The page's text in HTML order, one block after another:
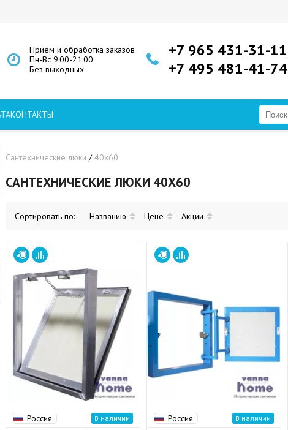
Приём и обработка заказов
Пн-Вс 9:00-21:00
Без выходных
+7 965 431-31-11
+7 495 481-41-74
КОНТАКТЫ
Сантехнические люки /40x60
САНТЕХНИЧЕСКИЕ ЛЮКИ 40X60
Сортировать по: Названию Цене Акции
Россия В наличии Россия В наличии